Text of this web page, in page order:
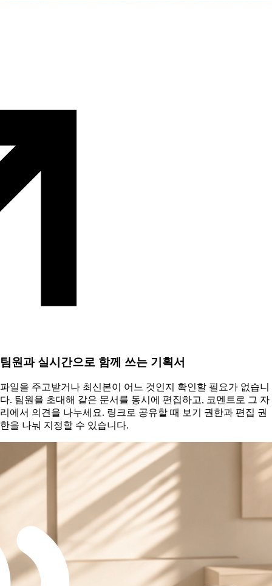
팀원과 실시간으로 함께 쓰는 기획서
파일을 주고받거나 최신본이 어느 것인지 확인할 필요가 없습니
다. 팀원을 초대해 같은 문서를 동시에 편집하고, 코멘트로 그 자
리에서 의견을 나누세요. 링크로 공유할 때 보기 권한과 편집 권
한을 나눠 지정할 수 있습니다.